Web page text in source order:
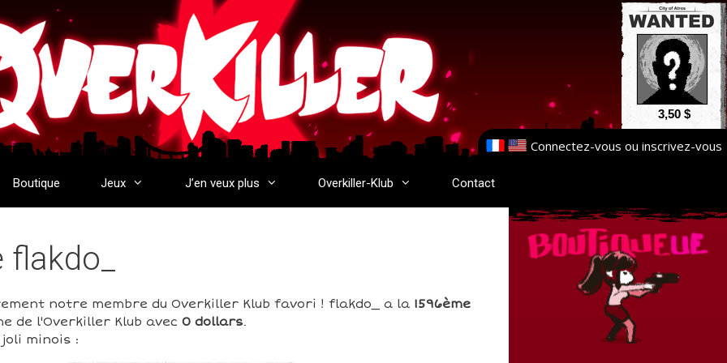
3,50 $
Connectez-vous ou inscrivez-vous
Boutique Jeux J’en veux plus Overkiller-Klub Contact
notre membre du Overkiller Klub favori ! flakdo_ a la 1596ème
de l'Overkiller Klub avec 0 dollars.
minois :